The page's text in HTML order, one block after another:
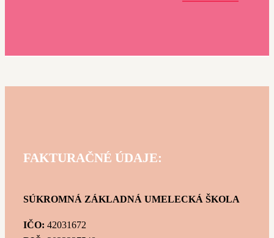
FAKTURAČNÉ ÚDAJE:
SÚKROMNÁ ZÁKLADNÁ UMELECKÁ ŠKOLA
IČO: 42031672